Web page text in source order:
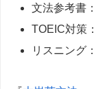
文法参考書
TOEIC対策
リスニング